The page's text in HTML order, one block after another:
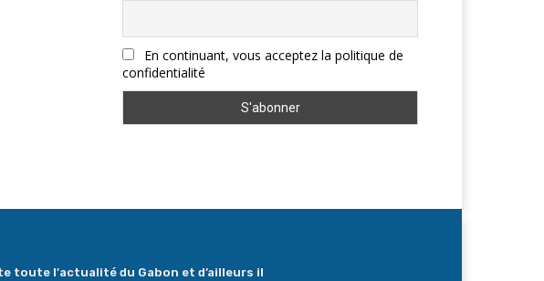
En continuant, vous acceptez la politique de
confidentialité
toute l'actualité du Gabon et d’ailleurs il